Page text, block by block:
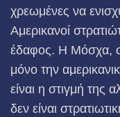
χρεωμένες να
Αμερικανοί
έδαφος. Η Μόσχα,
μόνο την
είναι η στιγμή της
δεν είναι